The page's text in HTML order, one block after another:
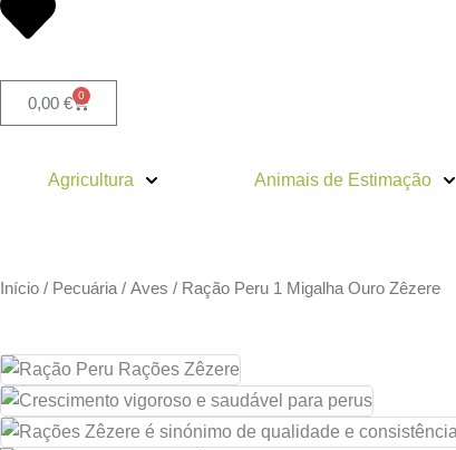
0,00 € 0
Cart
Agricultura Animais de Estimação
Início / Pecuária / Aves / Ração Peru 1 Migalha Ouro Zêzere